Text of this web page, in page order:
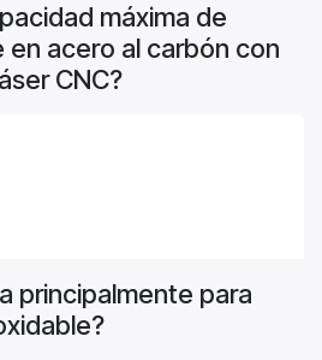
máxima de
acero al carbón con
CNC?
principalmente para